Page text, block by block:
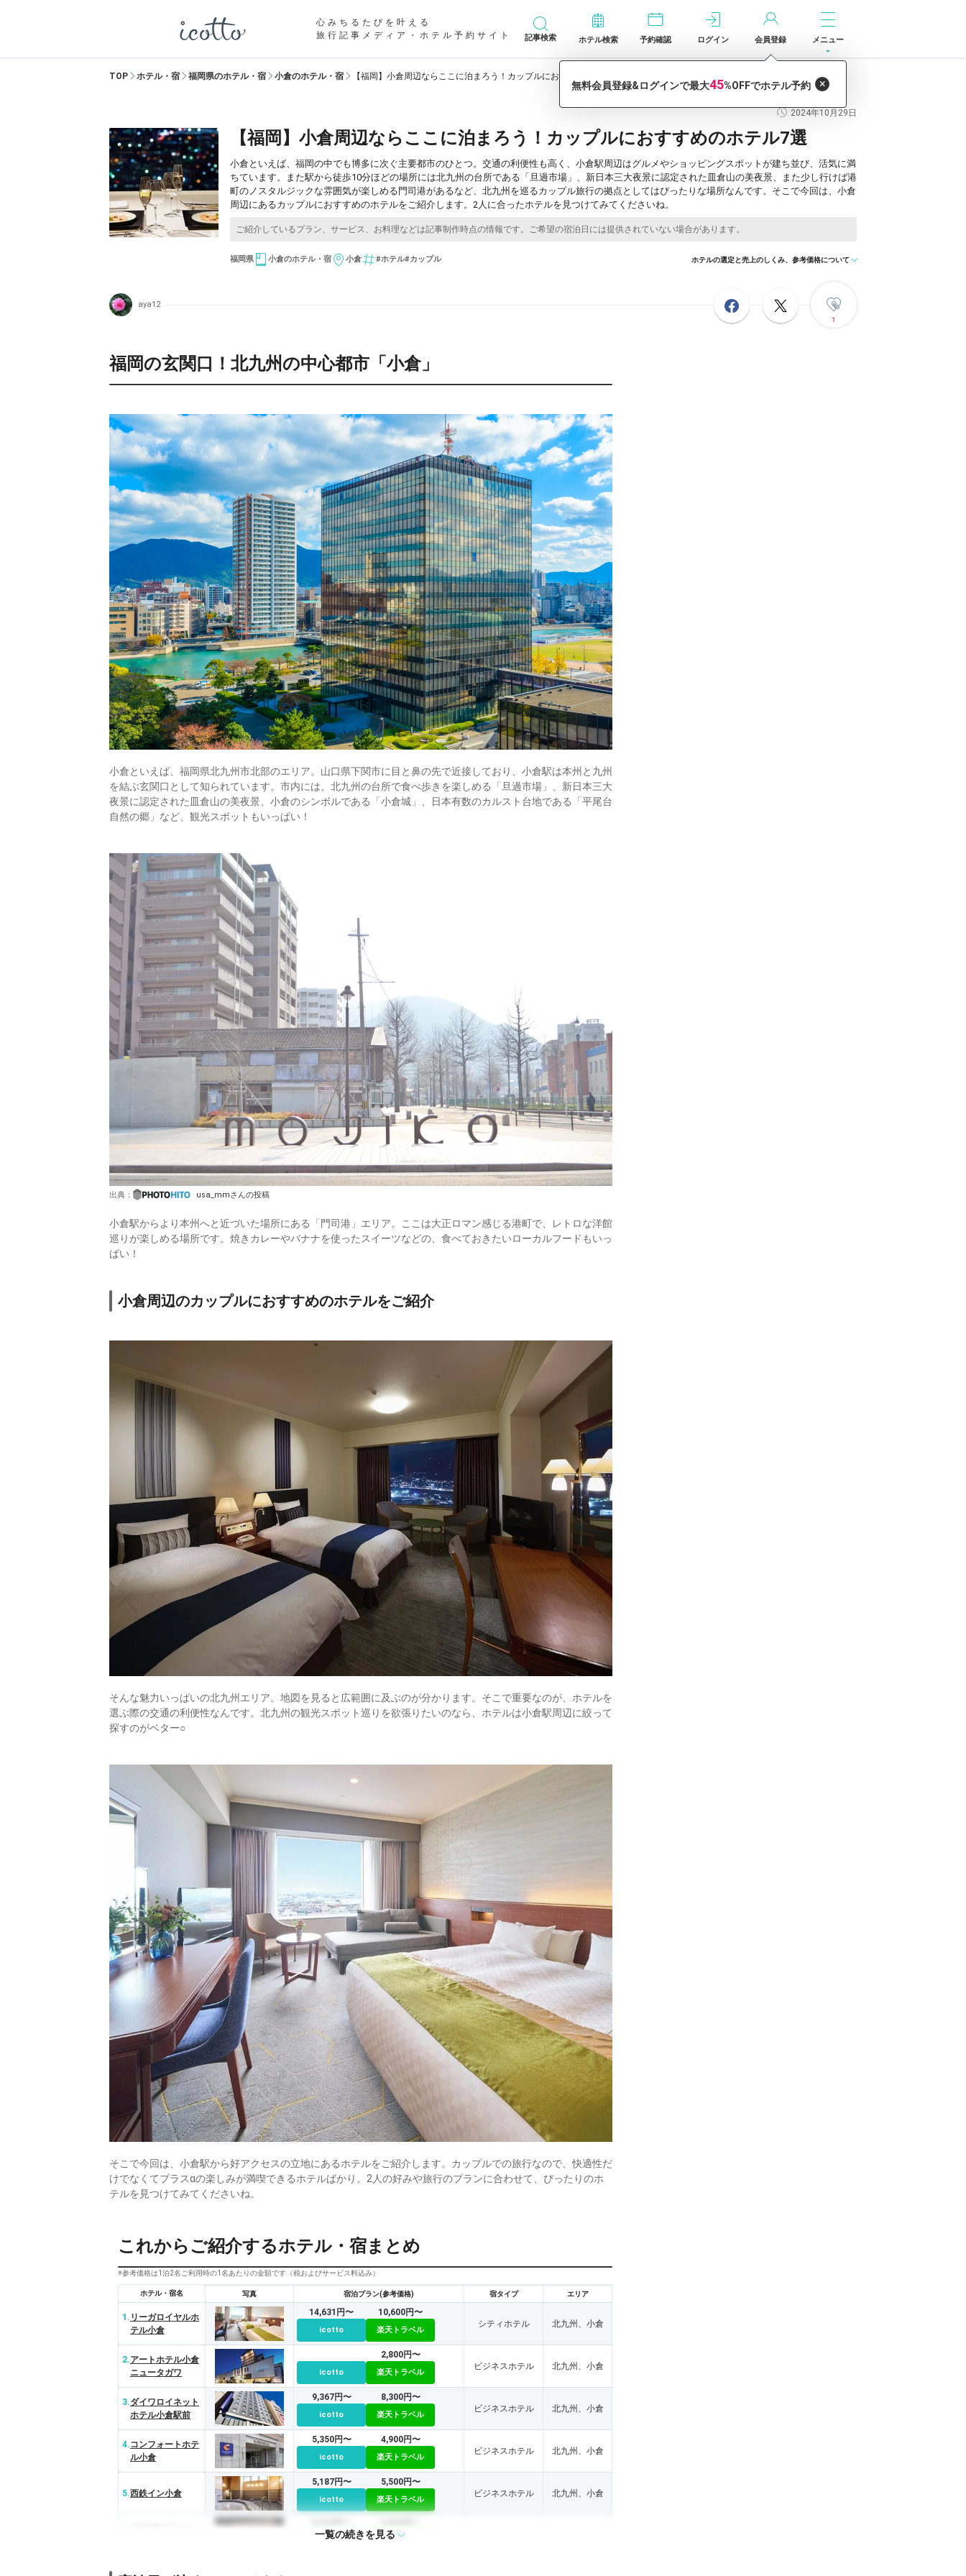
心みちるたびを叶える
旅行記事メディア・ホテル予約サイト
記事検索 ホテル検索 予約確認 ログイン 会員登録 メニュー
TOP ホテル・宿 福岡県のホテル・宿 小倉のホテル・宿 【福岡】小倉周辺ならここに泊まろう！カップルにおすすめのホテル7選
2024年10月29日
【福岡】小倉周辺ならここに泊まろう！カップルにおすすめのホテル7選
小倉といえば、福岡の中でも博多に次ぐ主要都市のひとつ。交通の利便性も高く、小倉駅周辺はグルメやショッピングスポットが建ち並び、活気に満
ちています。また駅から徒歩10分ほどの場所には北九州の台所である「旦過市場」、新日本三大夜景に認定された皿倉山の美夜景、また少し行けば港
町のノスタルジックな雰囲気が楽しめる門司港があるなど、北九州を巡るカップル旅行の拠点としてはぴったりな場所なんです。そこで今回は、小倉
周辺にあるカップルにおすすめのホテルをご紹介します。2人に合ったホテルを見つけてみてくださいね。
福岡県 小倉のホテル・宿 小倉 #ホテル#カップル ホテルの選定と売上のしくみ、参考価格について
aya12
1
福岡の玄関口！北九州の中心都市「小倉」
小倉といえば、福岡県北九州市北部のエリア。山口県下関市に目と鼻の先で近接しており、小倉駅は本州と九州
を結ぶ玄関口として知られています。市内には、北九州の台所で食べ歩きを楽しめる「旦過市場」、新日本三大
夜景に認定された皿倉山の美夜景、小倉のシンボルである「小倉城」、日本有数のカルスト台地である「平尾台
自然の郷」など、観光スポットもいっぱい！
出典： usa_mmさんの投稿
小倉駅からより本州へと近づいた場所にある「門司港」エリア。ここは大正ロマン感じる港町で、レトロな洋館
巡りが楽しめる場所です。焼きカレーやバナナを使ったスイーツなどの、食べておきたいローカルフードもいっ
ぱい！
小倉周辺のカップルにおすすめのホテルをご紹介
そんな魅力いっぱいの北九州エリア。地図を見ると広範囲に及ぶのが分かります。そこで重要なのが、ホテルを
選ぶ際の交通の利便性なんです。北九州の観光スポット巡りを欲張りたいのなら、ホテルは小倉駅周辺に絞って
探すのがベター○
そこで今回は、小倉駅から好アクセスの立地にあるホテルをご紹介します。カップルでの旅行なので、快適性だ
けでなくてプラスαの楽しみが満喫できるホテルばかり。2人の好みや旅行のプランに合わせて、ぴったりのホ
テルを見つけてみてくださいね。
これからご紹介するホテル・宿まとめ
※参考価格は1泊2名ご利用時の1名あたりの金額です（税およびサービス料込み）
ホテル・宿名 写真 宿泊プラン(参考価格) 宿タイプ エリア
1. リーガロイヤルホ
テル小倉
14,631円〜
icotto
10,600円〜
楽天トラベル
シティホテル 北九州、小倉
2.アートホテル小倉
ニュータガワ
icotto
2,800円〜
楽天トラベル
ビジネスホテル 北九州、小倉
3.ダイワロイネット
ホテル小倉駅前
9,367円〜
icotto
8,300円〜
楽天トラベル
ビジネスホテル 北九州、小倉
4.コンフォートホテ
ル小倉
5,350円〜
icotto
4,900円〜
楽天トラベル
ビジネスホテル 北九州、小倉
5.西鉄イン小倉
5,187円〜
icotto
5,500円〜
楽天トラベル
ビジネスホテル 北九州、小倉
icotto 楽天トラベル
7. ホテルクラウンパ
一覧の続きを見る